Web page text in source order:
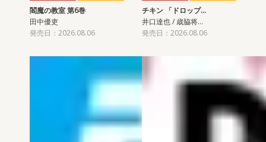
閻魔の教室 第6巻
田中優吏
発売日：2026.08.06
チキン 「ドロップ…
井口達也 / 歳脇将…
発売日：2026.08.06